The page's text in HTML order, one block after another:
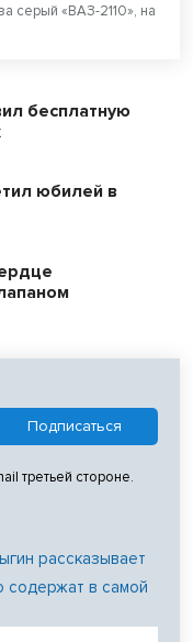
серый «ВАЗ-2110», на
бесплатную
юбилей в
третьей стороне.
рассказывает
содержат в самой